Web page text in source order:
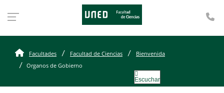
Organos de Gobierno
Facultades Facultad de Ciencias
Bienvenida
Organos de Gobierno
Escuchar